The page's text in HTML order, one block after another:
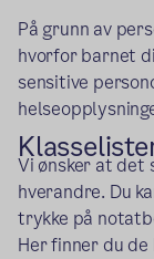
På grunn av
hvorfor barnet
sensitive
Vi ønsker at det
hverandre. Du
trykke på
Her finner du